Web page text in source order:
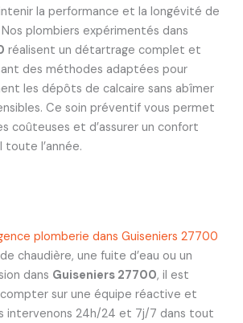
la performance et la longévité de
plombiers expérimentés dans
réalisent un détartrage complet et
des méthodes adaptées pour
les dépôts de calcaire sans abîmer
Ce soin préventif vous permet
coûteuses et d’assurer un confort
l’année.
plomberie dans Guiseniers 27700
chaudière, une fuite d’eau ou un
dans Guiseniers 27700, il est
sur une équipe réactive et
intervenons 24h/24 et 7j/7 dans tout